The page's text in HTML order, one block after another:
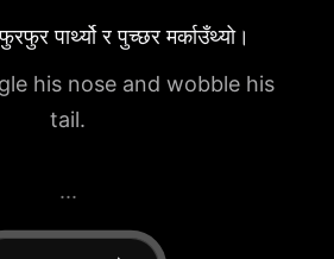
पार्थ्यो र पुच्छर मर्काउँथ्यो।
his nose and wobble his
tail.
...